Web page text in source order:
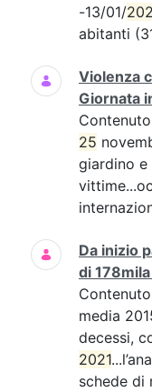
-13/01/
abitanti
Violenza
Giornata
25
giardino
Da inizio
di
media
decessi,
2021
schede di